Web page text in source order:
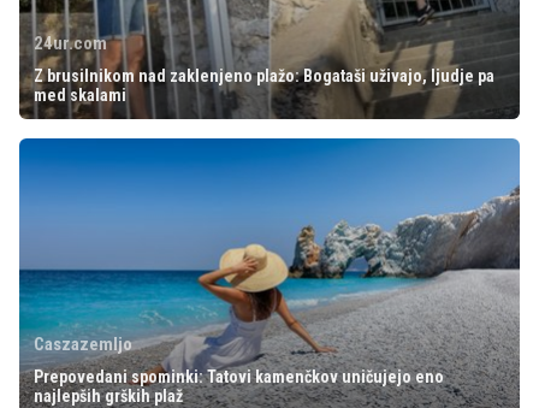
24ur.com
Z brusilnikom nad zaklenjeno plažo: Bogataši uživajo, ljudje pa
med skalami
Caszazemljo
Prepovedani spominki: Tatovi kamenčkov uničujejo eno
najlepših grških plaž